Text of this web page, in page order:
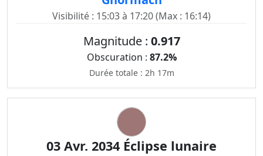
Visibilité : 15:03 à 17:20 (Max : 16:14)
Magnitude : 0.917
Obscuration : 87.2%
Durée totale : 2h 17m
03 Avr. 2034 Éclipse lunaire